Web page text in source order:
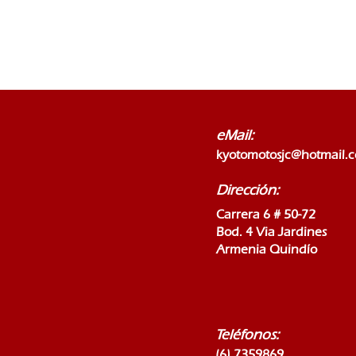
eMail:
Dirección:
Carrera 6 # 50-72
Bod. 4 Via Jardines
Armenia Quindío
Teléfonos: